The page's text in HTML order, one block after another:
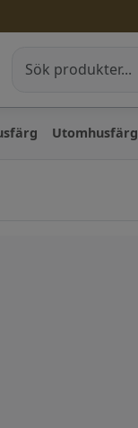
Utomhusfärg